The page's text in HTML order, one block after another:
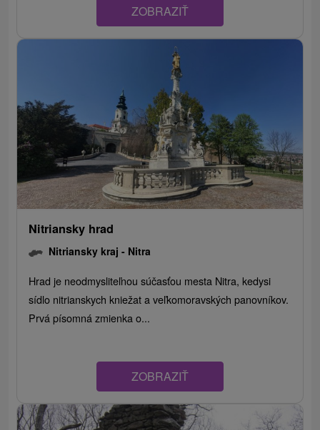
ZOBRAZIŤ
Nitriansky hrad
Nitriansky kraj - Nitra
Hrad je neodmysliteľnou súčasťou mesta Nitra, kedysi
sídlo nitrianskych kniežat a veľkomoravských panovníkov.
Prvá písomná zmienka o...
ZOBRAZIŤ